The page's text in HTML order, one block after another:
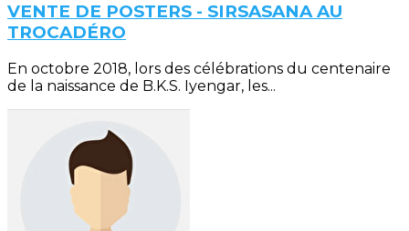
VENTE DE POSTERS - SIRSASANA AU
TROCADÉRO
En octobre 2018, lors des célébrations du centenaire
de la naissance de B.K.S. Iyengar, les...